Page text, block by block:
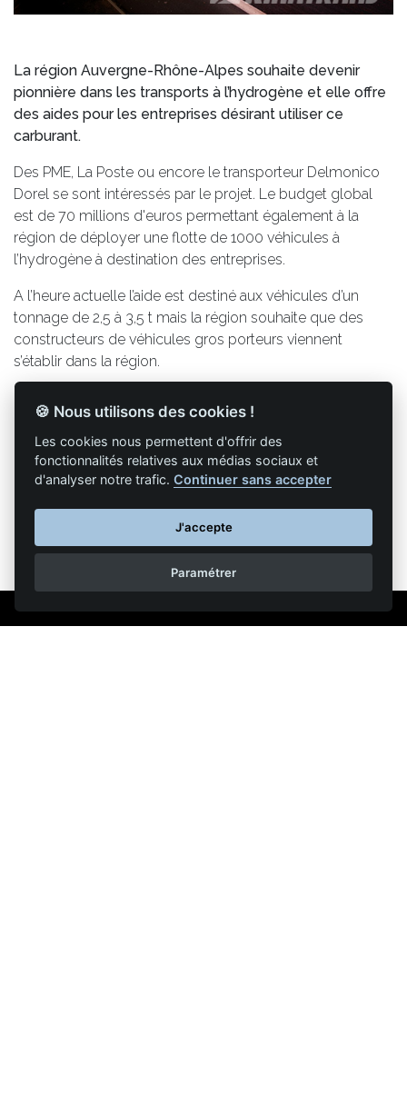
La région Auvergne-Rhône-Alpes souhaite devenir
pionnière dans les transports à l’hydrogène et elle offre
des aides pour les entreprises désirant utiliser ce
carburant.
Des PME, La Poste ou encore le transporteur Delmonico
Dorel se sont intéressés par le projet. Le budget global
est de 70 millions d'euros permettant également à la
région de déployer une flotte de 1000 véhicules à
l’hydrogène à destination des entreprises.
A l’heure actuelle l’aide est destiné aux véhicules d’un
tonnage de 2,5 à 3,5 t mais la région souhaite que des
constructeurs de véhicules gros porteurs viennent
s’établir dans la région.
Retour à la liste des articles
🍪 Nous utilisons des cookies !
Les cookies nous permettent d'offrir des
fonctionnalités relatives aux médias sociaux et
d'analyser notre trafic.Continuer sans accepter
J'accepte
Paramétrer